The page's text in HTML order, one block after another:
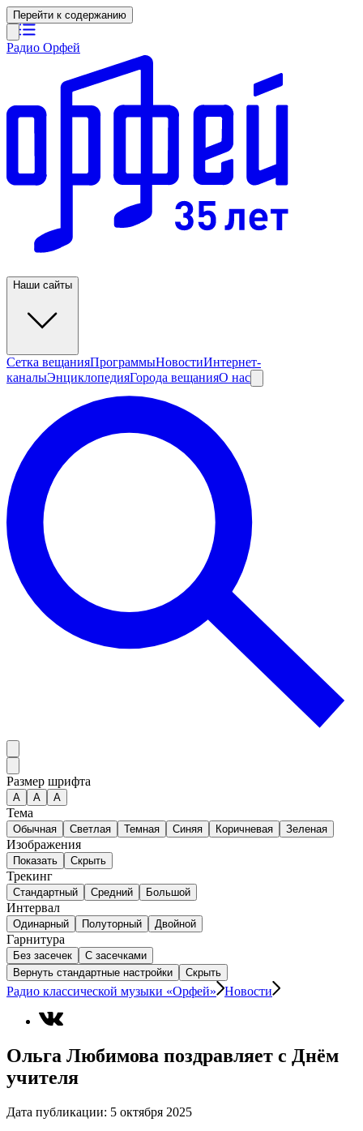
Перейти к содержанию
Радио Орфей
Наши сайты
Сетка вещанияПрограммыНовостиИнтернет-
каналыЭнциклопедияГорода вещанияО нас
Размер шрифта
А A A
Тема
Обычная Светлая Темная Синяя Коричневая Зеленая
Изображения
Показать Скрыть
Трекинг
Стандартный Средний Большой
Интервал
Одинарный Полуторный Двойной
Гарнитура
Без засечек
С засечками
Вернуть стандартные настройки
Скрыть
Радио классической музыки «Орфей» Новости
Ольга Любимова поздравляет с Днём
учителя
Дата публикации: 5 октября 2025